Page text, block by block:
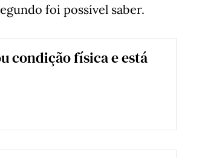
foi possível saber.
condição física e está